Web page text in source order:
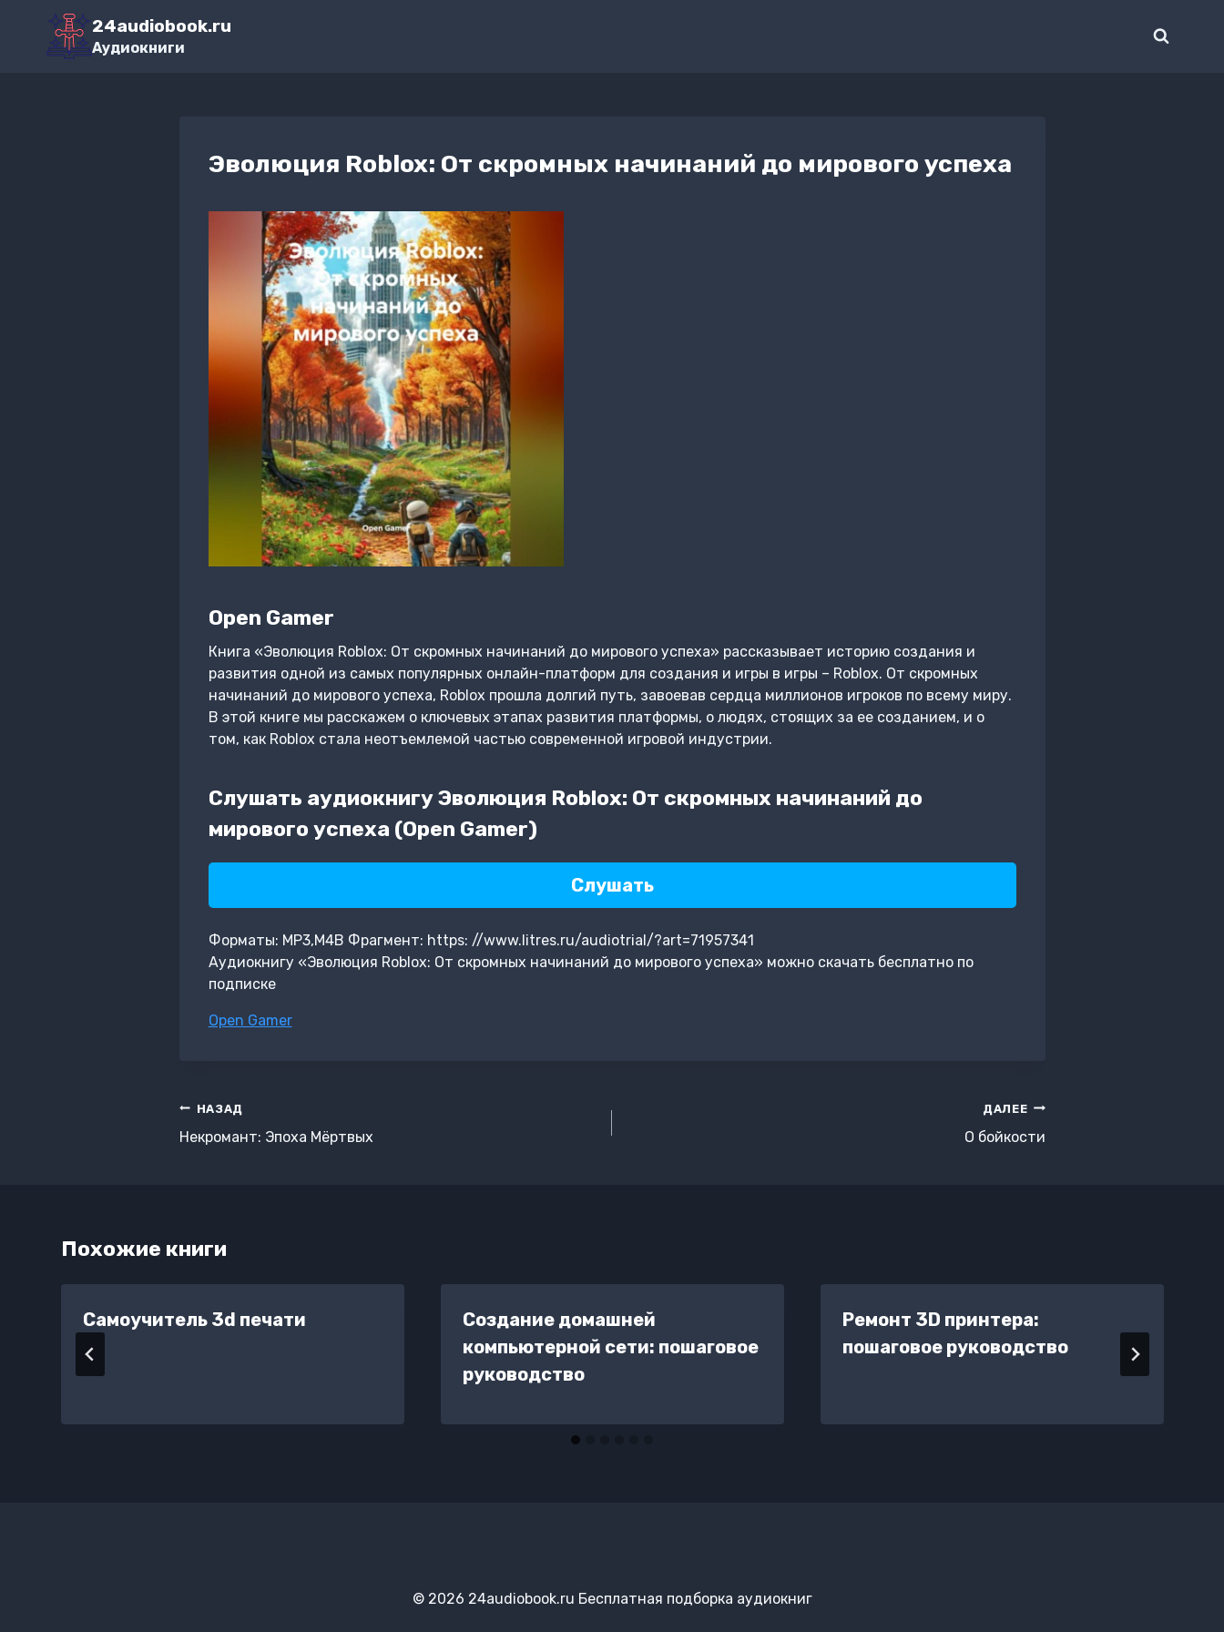
Перейти
содержимому
24audiobook.ru
Аудиокниги
Эволюция Roblox: От скромных начинаний до мирового успеха
Open Gamer
Книга «Эволюция Roblox: От скромных начинаний до мирового успеха» рассказывает историю создания и
развития одной из самых популярных онлайн-платформ для создания и игры в игры – Roblox. От скромных
начинаний до мирового успеха, Roblox прошла долгий путь, завоевав сердца миллионов игроков по всему миру.
В этой книге мы расскажем о ключевых этапах развития платформы, о людях, стоящих за ее созданием, и о
том, как Roblox стала неотъемлемой частью современной игровой индустрии.
Слушать аудиокнигу Эволюция Roblox: От скромных начинаний до
мирового успеха (Open Gamer)
Слушать
Форматы: MP3,M4B Фрагмент: https: //www.litres.ru/audiotrial/?art=71957341
Аудиокнигу «Эволюция Roblox: От скромных начинаний до мирового успеха» можно скачать бесплатно по
подписке
Метки
Open Gamer
Навигация
по
НАЗАД
Некромант: Эпоха Мёртвых
ДАЛЕЕ
О бойкости
Похожие книги
Самоучитель 3d печати
Создание домашней
компьютерной сети: пошаговое
руководство
Ремонт 3D принтера:
пошаговое руководство
© 2026 24audiobook.ru Бесплатная подборка аудиокниг